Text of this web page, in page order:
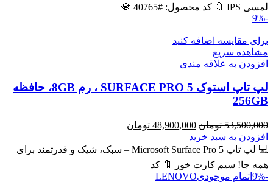
لمسی IPS 🔖 کد محصول: #40765 💎
-9%
برای مقایسه اضافه کنید
مشاهده سریع
افزودن به علاقه مندی
لپ تاپ استوک SURFACE PRO 5 ، رم 8GB، حافظه
256GB
53,500,000 تومان قیمت
اصلی
53,500,000 تومان
48,900,000 تومان
48,900,000 تومان
افزودن به سبد خرید
💻 لپ تاپ Microsoft Surface Pro 5 – سبک، شیک و قدرتمند برای
همه جا! سیم کارت خور 🔖 کد
-9%
اتمام موجودیLENOVO